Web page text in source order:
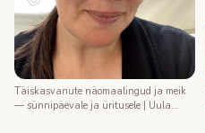
Täiskasvanute näomaalingud ja meik
— sünnipäevale ja üritusele | Uula